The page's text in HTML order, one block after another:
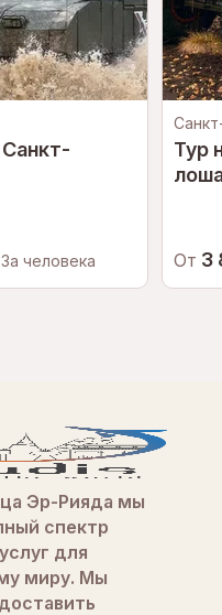
Санкт-
человека
Тур
От 3
Эр-Рияда мы
спектр
для
миру. Мы